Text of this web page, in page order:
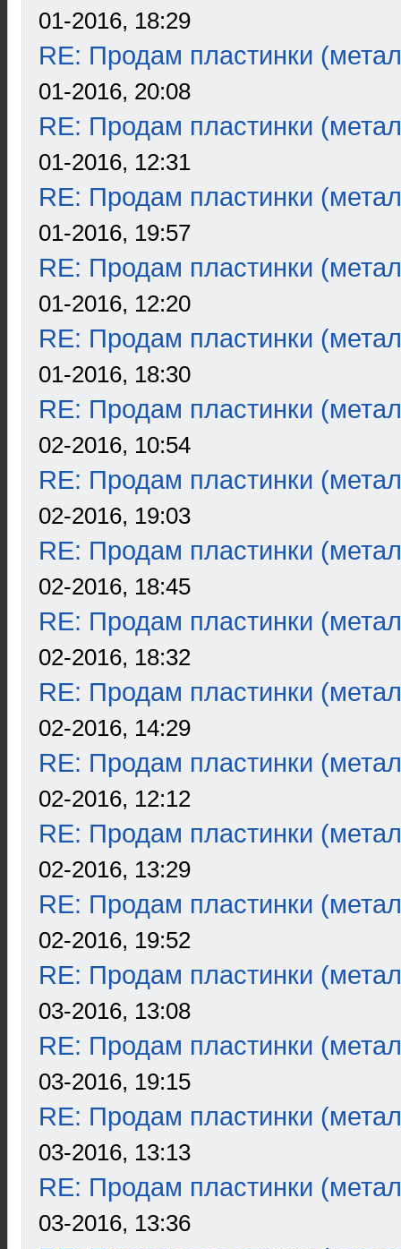
01-2016, 18:29
RE: Продам пластинки
01-2016, 20:08
RE: Продам пластинки
01-2016, 12:31
RE: Продам пластинки
01-2016, 19:57
RE: Продам пластинки
01-2016, 12:20
RE: Продам пластинки
01-2016, 18:30
RE: Продам пластинки
02-2016, 10:54
RE: Продам пластинки
02-2016, 19:03
RE: Продам пластинки
02-2016, 18:45
RE: Продам пластинки
02-2016, 18:32
RE: Продам пластинки
02-2016, 14:29
RE: Продам пластинки
02-2016, 12:12
RE: Продам пластинки
02-2016, 13:29
RE: Продам пластинки
02-2016, 19:52
RE: Продам пластинки
03-2016, 13:08
RE: Продам пластинки
03-2016, 19:15
RE: Продам пластинки
03-2016, 13:13
RE: Продам пластинки
03-2016, 13:36